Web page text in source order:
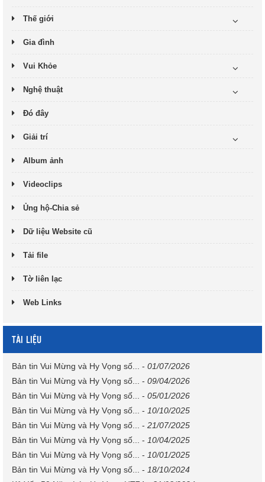
Thế giới
Gia đình
Vui Khỏe
Nghệ thuật
Đó đây
Giải trí
Album ảnh
Videoclips
Ủng hộ-Chia sẻ
Dữ liệu Website cũ
Tải file
Tờ liên lạc
Web Links
TÀI LIỆU
Bản tin Vui Mừng và Hy Vọng số... - 01/07/2026
Bản tin Vui Mừng và Hy Vọng số...
- 09/04/2026
Bản tin Vui Mừng và Hy Vọng số...
- 05/01/2026
Bản tin Vui Mừng và Hy Vọng số...
- 10/10/2025
Bản tin Vui Mừng và Hy Vọng số...
- 21/07/2025
Bản tin Vui Mừng và Hy Vọng số...
- 10/04/2025
Bản tin Vui Mừng và Hy Vọng số...
- 10/01/2025
Bản tin Vui Mừng và Hy Vọng số...
- 18/10/2024